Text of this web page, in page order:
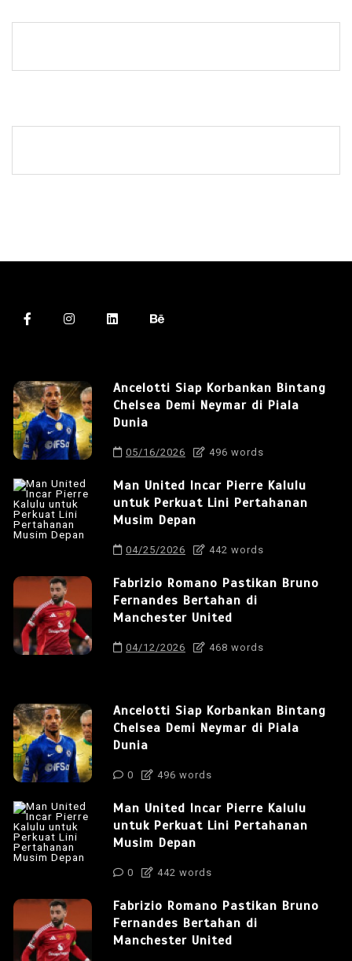
Ancelotti Siap Korbankan Bintang
Chelsea Demi Neymar di Piala
Dunia
05/16/2026 496 words
Man United Incar Pierre Kalulu
untuk Perkuat Lini Pertahanan
Musim Depan
04/25/2026 442 words
Fabrizio Romano Pastikan Bruno
Fernandes Bertahan di
Manchester United
04/12/2026 468 words
Ancelotti Siap Korbankan Bintang
Chelsea Demi Neymar di Piala
Dunia
0 496 words
Man United Incar Pierre Kalulu
untuk Perkuat Lini Pertahanan
Musim Depan
0 442 words
Fabrizio Romano Pastikan Bruno
Fernandes Bertahan di
Manchester United